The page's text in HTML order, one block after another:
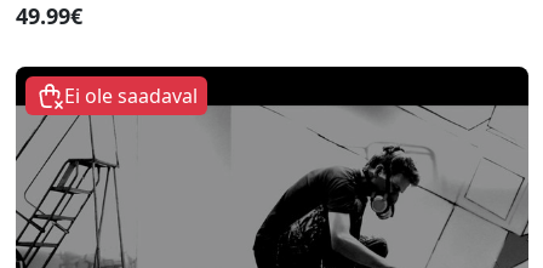
49.99€
Ei ole saadaval